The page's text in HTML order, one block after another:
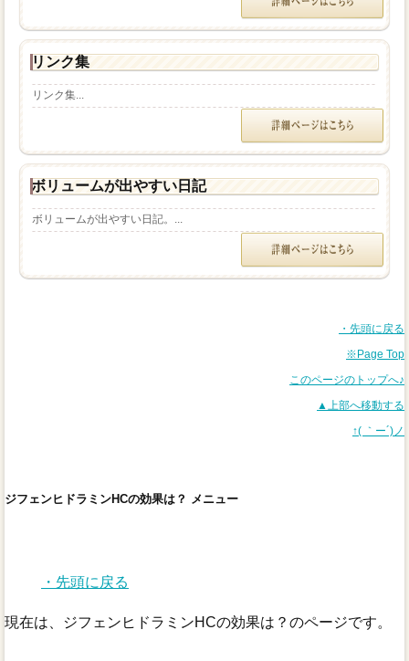
リンク集
リンク集...
ボリュームが出やすい日記
ボリュームが出やすい日記。...
・先頭に戻る
※Page Top
このページのトップへ♪
▲上部へ移動する
↑( ｀ー´)ノ
ジフェンヒドラミンHCの効果は？ メニュー
・先頭に戻る
現在は、ジフェンヒドラミンHCの効果は？のページです。